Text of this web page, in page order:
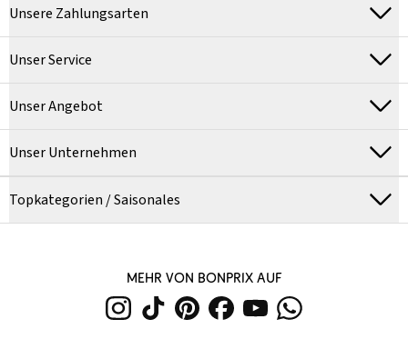
Unsere Zahlungsarten
Unser Service
Unser Angebot
Unser Unternehmen
Topkategorien / Saisonales
MEHR VON BONPRIX AUF